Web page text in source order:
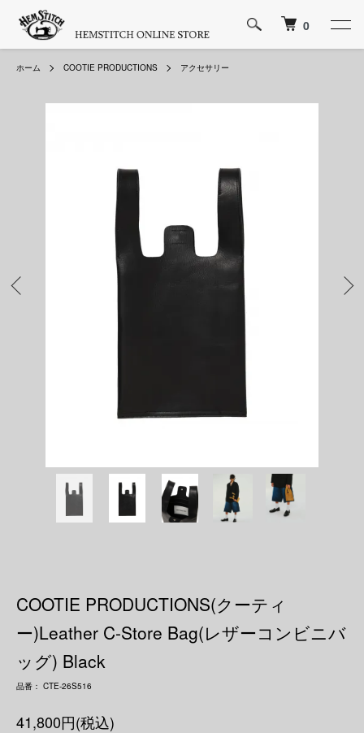
0
ホーム COOTIE PRODUCTIONS アクセサリー
COOTIE PRODUCTIONS(クーティ
ー)Leather C-Store Bag(レザーコンビニバ
ッグ) Black
品番： CTE-26S516
41,800円(税込)